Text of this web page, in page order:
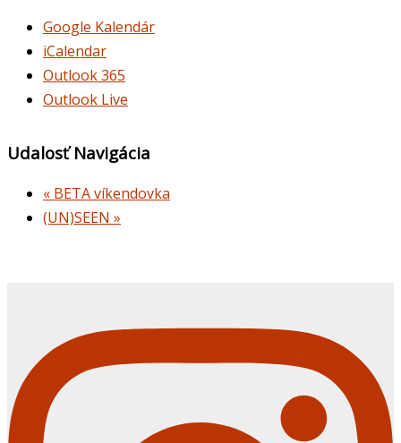
Google Kalendár
iCalendar
Outlook 365
Outlook Live
Udalosť Navigácia
« BETA víkendovka
(UN)SEEN »